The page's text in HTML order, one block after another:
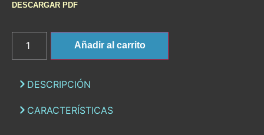
DESCARGAR PDF
Añadir al carrito
DESCRIPCIÓN
CARACTERÍSTICAS